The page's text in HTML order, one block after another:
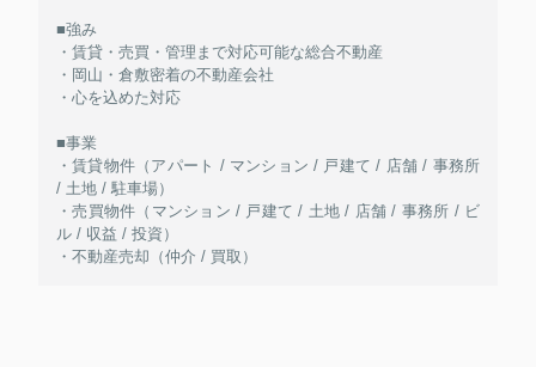
■強み
・賃貸・売買・管理まで対応可能な総合不動産
・岡山・倉敷密着の不動産会社
・心を込めた対応
■事業
・賃貸物件（アパート / マンション / 戸建て / 店舗 / 事務所
/ 土地 / 駐車場）
・売買物件（マンション / 戸建て / 土地 / 店舗 / 事務所 / ビ
ル / 収益 / 投資）
・不動産売却（仲介 / 買取）